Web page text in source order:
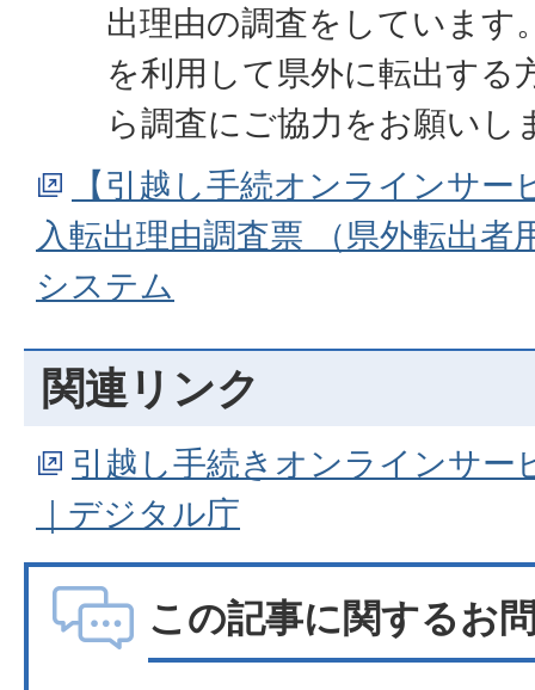
出理由の調査をしています
を利用して県外に転出する
ら調査にご協力をお願いし
【引越し手続オンラインサ
入転出理由調査票 （県外転出者
システム
関連リンク
引越し手続きオンラインサー
｜デジタル庁
この記事に関するお